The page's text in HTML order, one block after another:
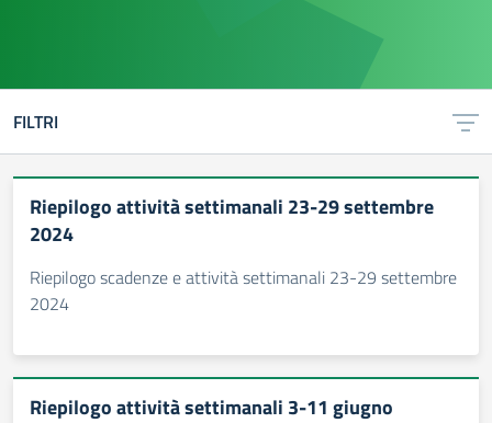
FILTRI
Riepilogo attività settimanali 23-29 settembre
2024
Riepilogo scadenze e attività settimanali 23-29 settembre
2024
Riepilogo attività settimanali 3-11 giugno